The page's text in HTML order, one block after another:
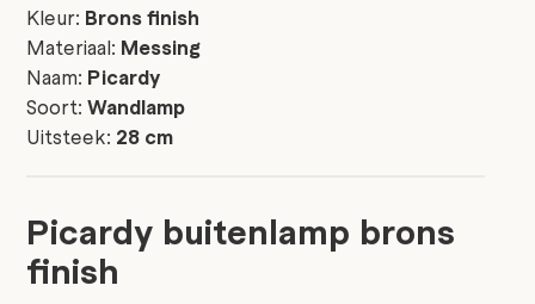
Kleur: Brons finish
Materiaal: Messing
Naam: Picardy
Soort:Wandlamp
Uitsteek: 28 cm
Picardy buitenlamp brons
finish